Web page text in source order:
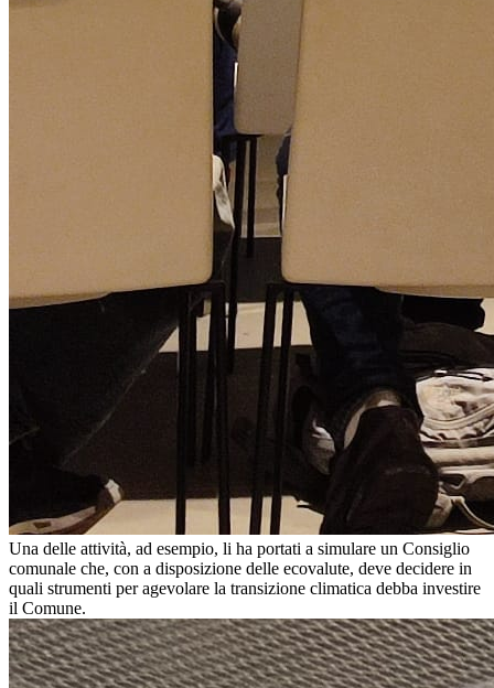
Una delle attività, ad esempio, li ha portati a simulare un Consiglio
comunale che, con a disposizione delle ecovalute, deve decidere in
quali strumenti per agevolare la transizione climatica debba investire
il Comune.